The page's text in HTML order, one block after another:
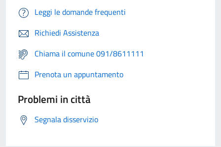
Leggi le domande frequenti
Richiedi Assistenza
Chiama il comune 091/8611111
Prenota un appuntamento
Problemi in città
Segnala disservizio